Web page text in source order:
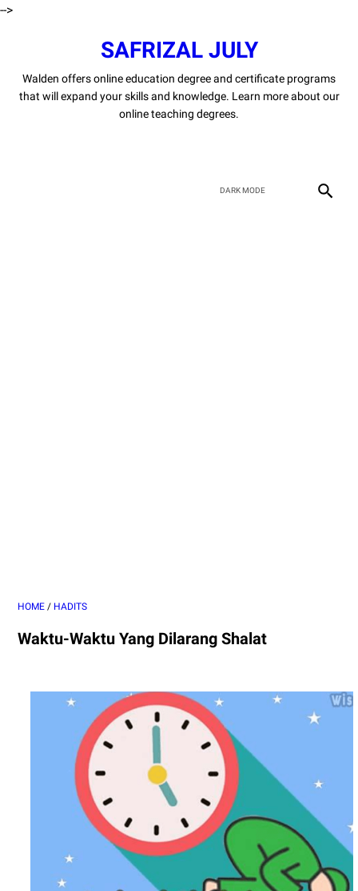
-->
SAFRIZAL JULY
Walden offers online education degree and certificate programs
that will expand your skills and knowledge. Learn more about our
online teaching degrees.
HOME / HADITS
Waktu-Waktu Yang Dilarang Shalat